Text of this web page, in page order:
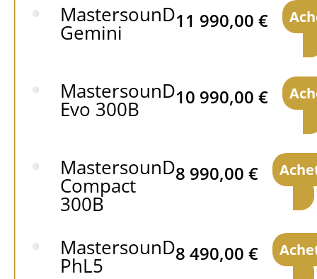
MastersounD
Gemini 11 990,00 €
MastersounD
Evo 300B 10 990,00 €
MastersounD
Compact
300B
8 990,00 €
MastersounD
PhL5 8 490,00 €